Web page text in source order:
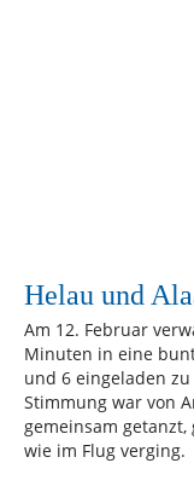
Helau und
Am 12. Februar
Minuten in eine
und 6 eingeladen
Stimmung war von
gemeinsam
wie im Flug verging.